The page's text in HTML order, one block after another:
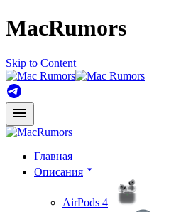
MacRumors
Skip to Content
Главная
Описания
AirPods 4